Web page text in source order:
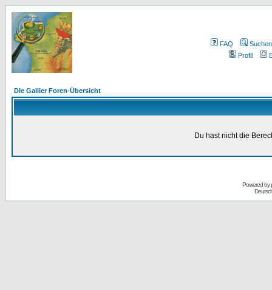
FAQ
Suchen
Profil
Die Gallier Foren-Übersicht
Du hast nicht die
Powered by